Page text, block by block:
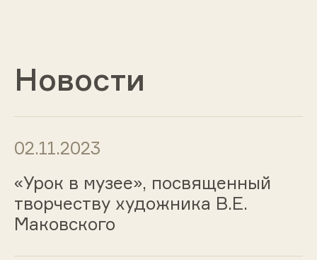
Новости
02.11.2023
«Урок в музее», посвященный
творчеству художника В.Е.
Маковского